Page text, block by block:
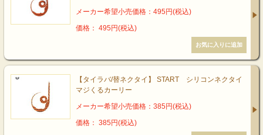
メーカー希望小売価格：495円(税込)
価格： 495円(税込)
【タイラバ/替ネクタイ】 START シリコンネクタイ
マジくるカーリー
メーカー希望小売価格：385円(税込)
価格： 385円(税込)